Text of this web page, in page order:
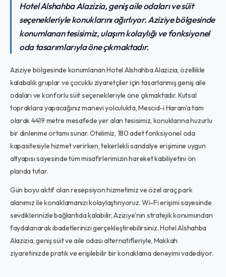
Hotel Alshahba Alazizia, geniş aile odaları ve süit
seçenekleriyle konuklarını ağırlıyor. Aziziye bölgesinde
konumlanan tesisimiz, ulaşım kolaylığı ve fonksiyonel
oda tasarımlarıyla öne çıkmaktadır.
Aziziye bölgesinde konumlanan Hotel Alshahba Alazizia, özellikle
kalabalık gruplar ve çocuklu ziyaretçiler için tasarlanmış geniş aile
odaları ve konforlu süit seçenekleriyle öne çıkmaktadır. Kutsal
topraklara yapacağınız manevi yolculukta, Mescid-i Haram'a tam
olarak 4419 metre mesafede yer alan tesisimiz, konuklarına huzurlu
bir dinlenme ortamı sunar. Otelimiz, 180 adet fonksiyonel oda
kapasitesiyle hizmet verirken, tekerlekli sandalye erişimine uygun
altyapısı sayesinde tüm misafirlerimizin hareket kabiliyetini ön
planda tutar.
Gün boyu aktif olan resepsiyon hizmetimiz ve özel araç park
alanımız ile konaklamanızı kolaylaştırıyoruz. Wi-Fi erişimi sayesinde
sevdiklerinizle bağlantıda kalabilir, Aziziye'nin stratejik konumundan
faydalanarak ibadetlerinizi gerçekleştirebilirsiniz. Hotel Alshahba
Alazizia, geniş süit ve aile odası alternatifleriyle, Makkah
ziyaretinizde pratik ve erişilebilir bir konaklama deneyimi vadediyor.